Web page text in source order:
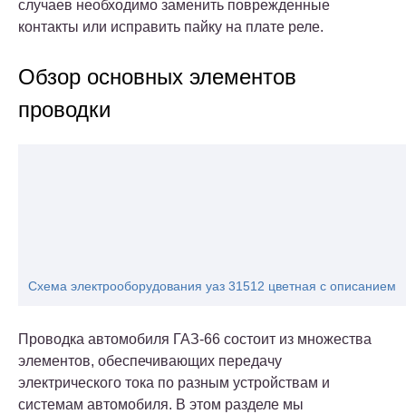
случаев необходимо заменить поврежденные
контакты или исправить пайку на плате реле.
Обзор основных элементов
проводки
Схема электрооборудования уаз 31512 цветная с описанием
Проводка автомобиля ГАЗ-66 состоит из множества
элементов, обеспечивающих передачу
электрического тока по разным устройствам и
системам автомобиля. В этом разделе мы